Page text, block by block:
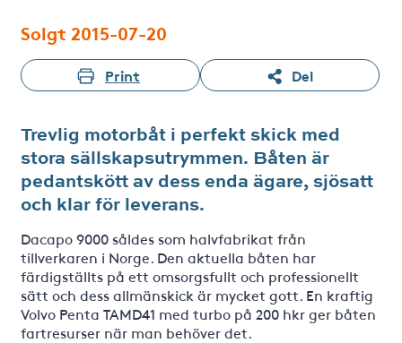
Solgt 2015-07-20
Print Del
Trevlig motorbåt i perfekt skick med
stora sällskapsutrymmen. Båten är
pedantskött av dess enda ägare, sjösatt
och klar för leverans.
Dacapo 9000 såldes som halvfabrikat från
tillverkaren i Norge. Den aktuella båten har
färdigställts på ett omsorgsfullt och professionellt
sätt och dess allmänskick är mycket gott. En kraftig
Volvo Penta TAMD41 med turbo på 200 hkr ger båten
fartresurser när man behöver det.